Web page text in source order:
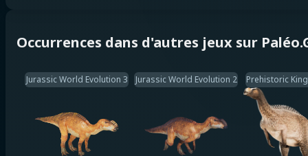
Occurrences dans d'autres jeux sur
Jurassic World Evolution 3 Jurassic World Evolution 2 Prehistoric